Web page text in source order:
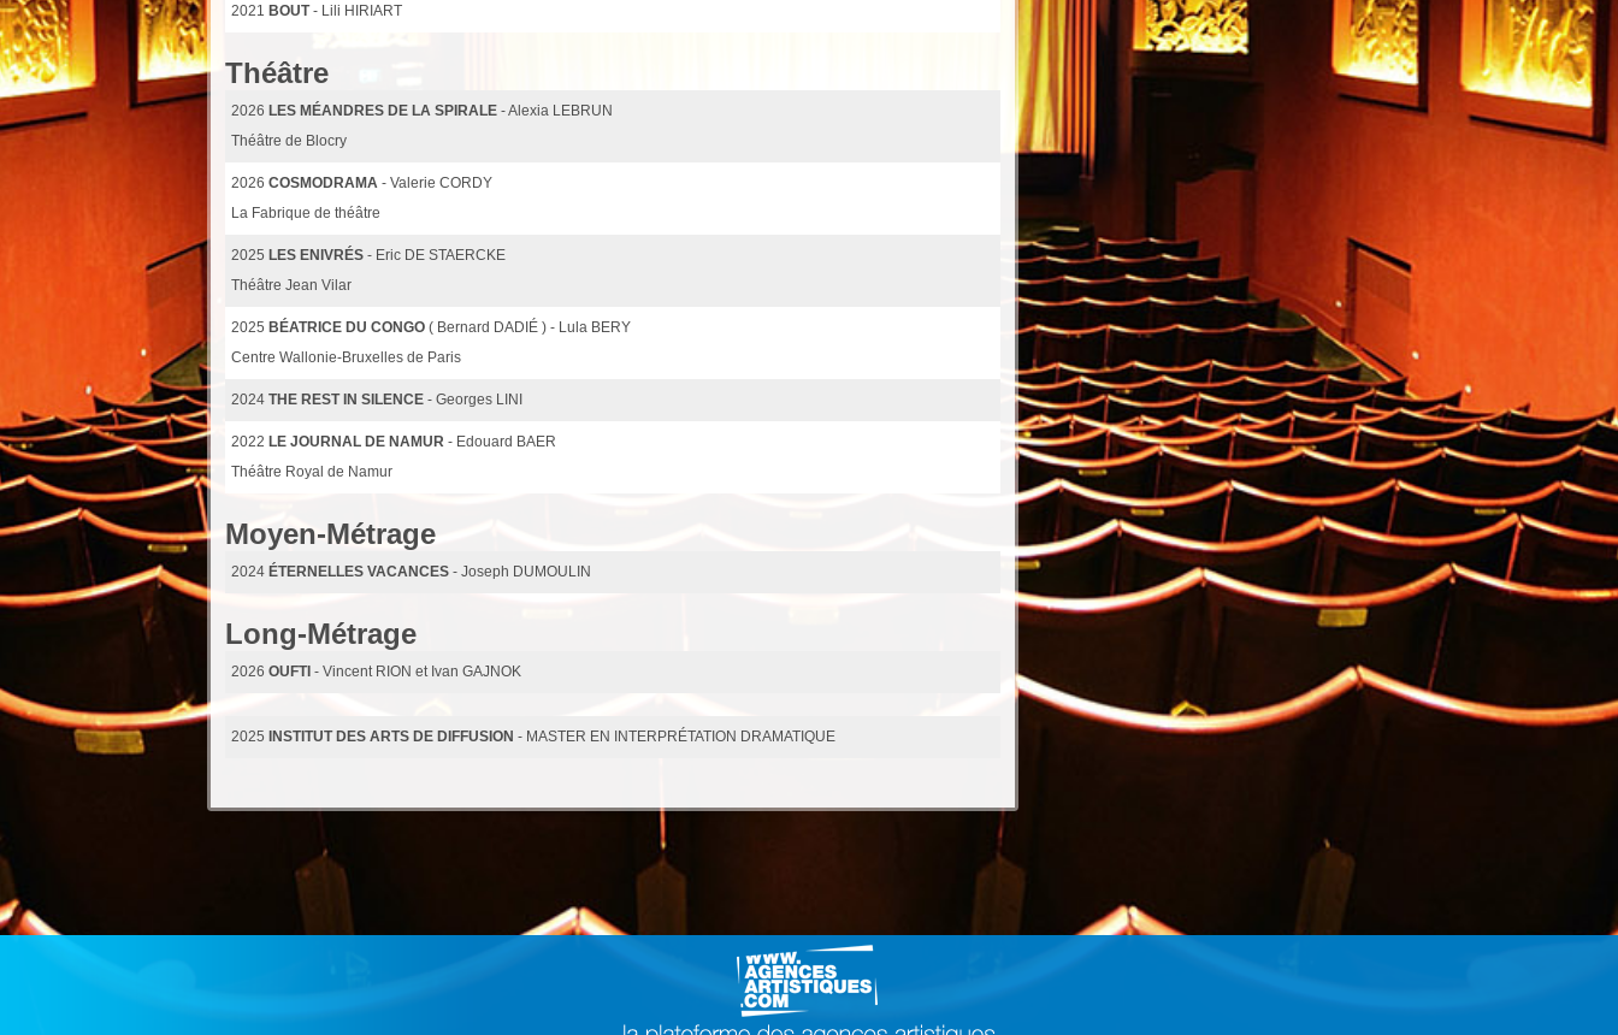
2021 BOUT - Lili HIRIART
Théâtre
2026 LES MÉANDRES DE LA SPIRALE - Alexia LEBRUN
Théâtre de Blocry
2026 COSMODRAMA - Valerie CORDY
La Fabrique de théâtre
2025 LES ENIVRÉS - Eric DE STAERCKE
Théâtre Jean Vilar
2025 BÉATRICE DU CONGO ( Bernard DADIÉ ) - Lula BERY
Centre Wallonie-Bruxelles de Paris
2024 THE REST IN SILENCE - Georges LINI
2022 LE JOURNAL DE NAMUR - Edouard BAER
Théâtre Royal de Namur
Moyen-Métrage
2024 ÉTERNELLES VACANCES - Joseph DUMOULIN
Long-Métrage
2026 OUFTI - Vincent RION et Ivan GAJNOK
2025 INSTITUT DES ARTS DE DIFFUSION - MASTER EN INTERPRÉTATION DRAMATIQUE